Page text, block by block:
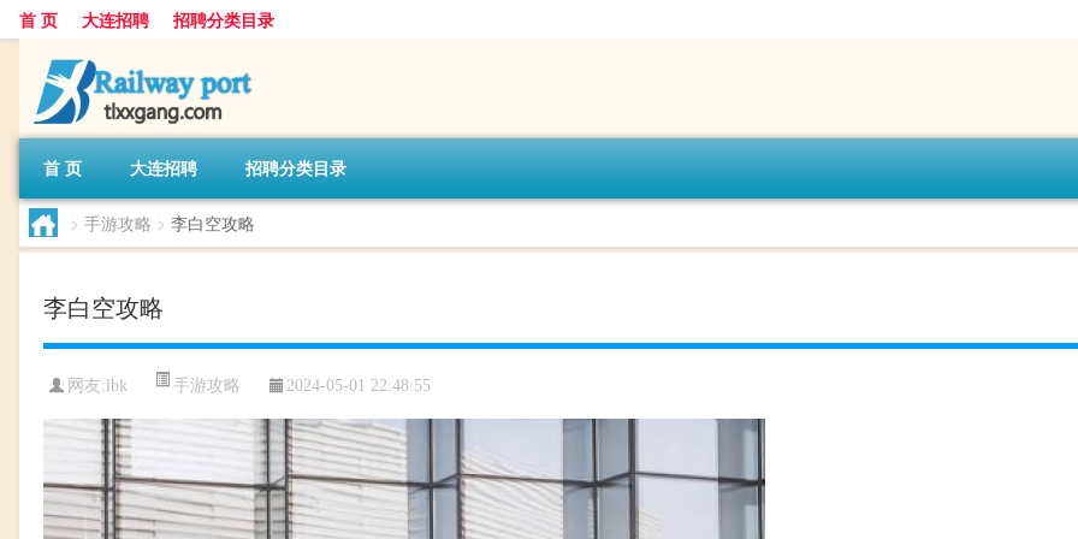
首 页 大连招聘 招聘分类目录
首 页 大连招聘 招聘分类目录
> 手游攻略 > 李白空攻略
李白空攻略
网友: lbk 手游攻略 2024-05-01 22:48:55